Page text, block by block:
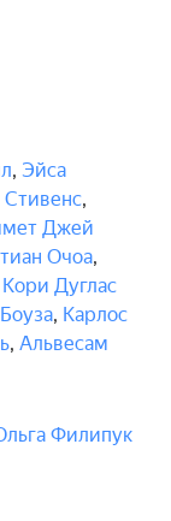
, Эйса
,
Джей
Очоа,
Кори Дуглас
, Карлос
, Альвесам
Филипук